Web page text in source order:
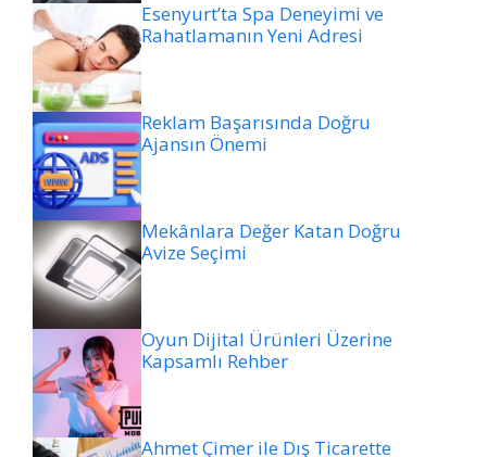
Esenyurt’ta Spa Deneyimi ve
Rahatlamanın Yeni Adresi
Reklam Başarısında Doğru
Ajansın Önemi
Mekânlara Değer Katan Doğru
Avize Seçimi
Oyun Dijital Ürünleri Üzerine
Kapsamlı Rehber
Ahmet Çimer ile Dış Ticarette